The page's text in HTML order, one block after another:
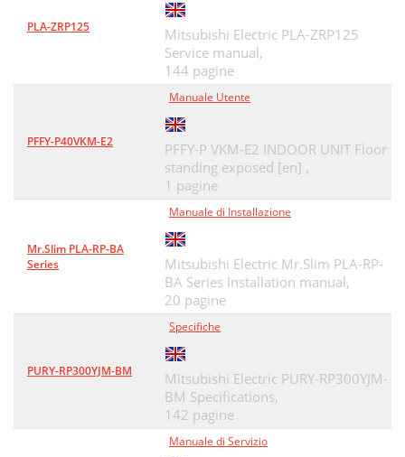
PLA-ZRP125
Mitsubishi Electric PLA-ZRP125
Service manual,
144 pagine
PFFY-P40VKM-E2
Manuale Utente
PFFY-P VKM-E2 INDOOR UNIT Floor
standing exposed [en] ,
1 pagine
Mr.Slim PLA-RP-BA
Series
Manuale di Installazione
Mitsubishi Electric Mr.Slim PLA-RP-
BA Series Installation manual,
20 pagine
PURY-RP300YJM-BM
Specifiche
Mitsubishi Electric PURY-RP300YJM-
BM Specifications,
142 pagine
Manuale di Servizio